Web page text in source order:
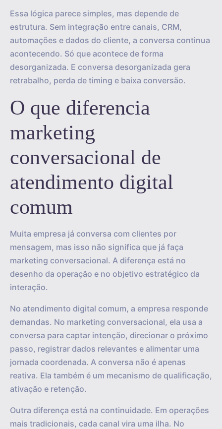
Essa lógica parece simples, mas depende de
estrutura. Sem integração entre canais, CRM,
automações e dados do cliente, a conversa continua
acontecendo. Só que acontece de forma
desorganizada. E conversa desorganizada gera
retrabalho, perda de timing e baixa conversão.
O que diferencia
marketing
conversacional de
atendimento digital
comum
Muita empresa já conversa com clientes por
mensagem, mas isso não significa que já faça
marketing conversacional. A diferença está no
desenho da operação e no objetivo estratégico da
interação.
No atendimento digital comum, a empresa responde
demandas. No marketing conversacional, ela usa a
conversa para captar intenção, direcionar o próximo
passo, registrar dados relevantes e alimentar uma
jornada coordenada. A conversa não é apenas
reativa. Ela também é um mecanismo de qualificação,
ativação e retenção.
Outra diferença está na continuidade. Em operações
mais tradicionais, cada canal vira uma ilha. No